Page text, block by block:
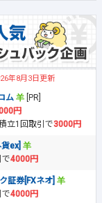
年8月3日更新
ム
[PR]
円
立1回取引で3000円
ex]
で4000円
証券[FXネオ]
で4000円